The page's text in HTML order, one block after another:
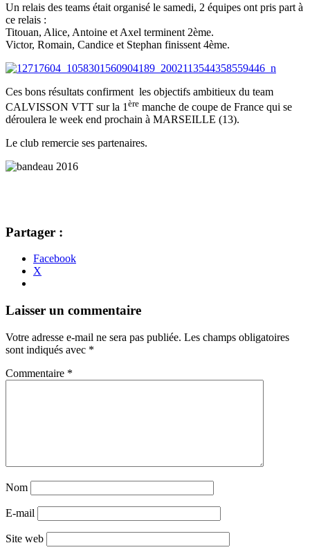
Un relais des teams était organisé le samedi, 2 équipes ont pris part à
ce relais :
Titouan, Alice, Antoine et Axel terminent 2ème.
Victor, Romain, Candice et Stephan finissent 4ème.
Ces bons résultats confirment les objectifs ambitieux du team
CALVISSON VTT sur la 1 ère manche de coupe de France qui se
déroulera le week end prochain à MARSEILLE (13).
Le club remercie ses partenaires.
Partager :
Facebook
X
Navigation
articles
←
→
Laisser un commentaire
Votre adresse e-mail ne sera pas publiée. Les champs obligatoires
sont indiqués avec *
Commentaire *
Nom
E-mail
Site web